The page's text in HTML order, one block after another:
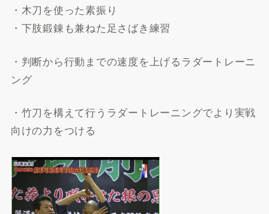
・木刀を使った素振り
・下肢鍛錬も兼ねた足さばき練習
・判断から行動までの速度を上げるラダートレーニ
ング
・竹刀を構えて行うラダートレーニングでより実戦
向けの力をつける